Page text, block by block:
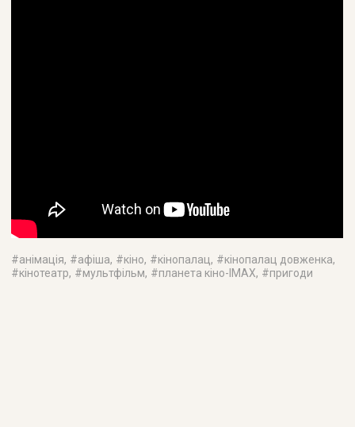
#анімація, #афіша, #кіно, #кінопалац, #кінопалац довженка,
#кінотеатр, #мультфільм, #планета кіно-IMAX, #пригоди